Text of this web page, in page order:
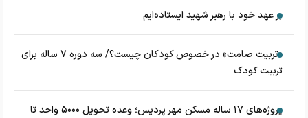
بر عهد خود با رهبر شهید ایستاده‌ایم
«تربیت صامت» در خصوص کودکان چیست؟/ سه دوره ۷ ساله برای
تربیت کودک
پروژه‌های ۱۷ ساله مسکن مهر پردیس؛ وعده تحویل ۵۰۰۰ واحد تا